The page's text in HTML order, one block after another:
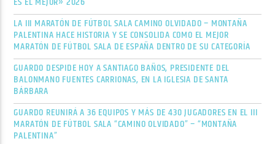
LA III MARATÓN DE FÚTBOL SALA CAMINO OLVIDADO – MONTAÑA
PALENTINA HACE HISTORIA Y SE CONSOLIDA COMO EL MEJOR
MARATÓN DE FÚTBOL SALA DE ESPAÑA DENTRO DE SU CATEGORÍA
GUARDO DESPIDE HOY A SANTIAGO BAÑOS, PRESIDENTE DEL
BALONMANO FUENTES CARRIONAS, EN LA IGLESIA DE SANTA
BÁRBARA
GUARDO REUNIRÁ A 36 EQUIPOS Y MÁS DE 430 JUGADORES EN EL III
MARATÓN DE FÚTBOL SALA “CAMINO OLVIDADO” – “MONTAÑA
PALENTINA”